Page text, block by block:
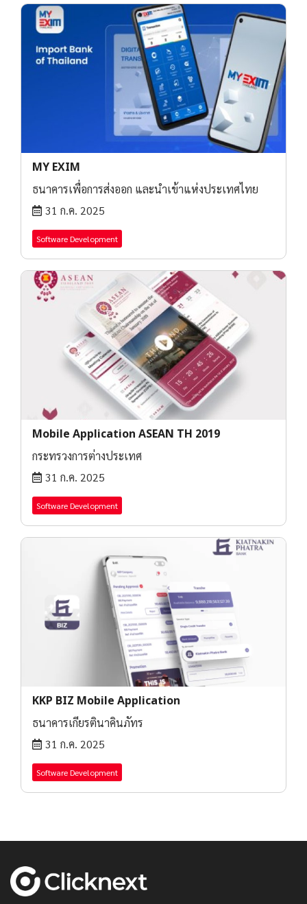
MY EXIM
ธนาคารเพื่อการส่งออก และนำเข้าแห่งประเทศไทย
31 ก.ค. 2025
Software Development
Mobile Application ASEAN TH 2019
กระทรวงการต่างประเทศ
31 ก.ค. 2025
Software Development
KKP BIZ Mobile Application
ธนาคารเกียรตินาคินภัทร
31 ก.ค. 2025
Software Development